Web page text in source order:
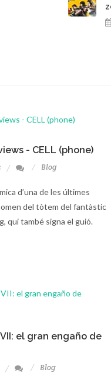
- CELL (phone)
Blog
d’una de les últimes
del tòtem del fantàstic
qui també signa el guió.
el gran engaño de
Blog